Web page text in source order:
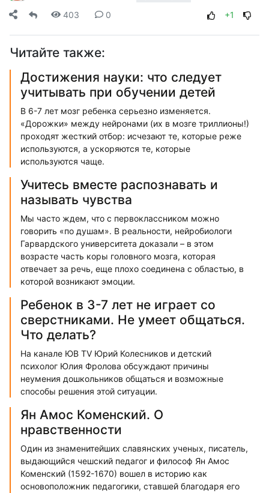
403 0 +1
Читайте также:
Достижения науки: что следует
учитывать при обучении детей
В 6-7 лет мозг ребенка серьезно изменяется.
«Дорожки» между нейронами (их в мозге триллионы!)
проходят жесткий отбор: исчезают те, которые реже
используются, а ускоряются те, которые
используются чаще.
Учитесь вместе распознавать и
называть чувства
Мы часто ждем, что с первоклассником можно
говорить «по душам». В реальности, нейробиологи
Гарвардского университета доказали – в этом
возрасте часть коры головного мозга, которая
отвечает за речь, еще плохо соединена с областью, в
которой возникают эмоции.
Ребенок в 3-7 лет не играет со
сверстниками. Не умеет общаться.
Что делать?
На канале ЮВ TV Юрий Колесников и детский
психолог Юлия Фролова обсуждают причины
неумения дошкольников общаться и возможные
способы решения этой ситуации.
Ян Амос Коменский. О
нравственности
Один из знаменитейших славянских ученых, писатель,
выдающийся чешский педагог и философ Ян Амос
Коменский (1592-1670) вошел в историю как
основоположник педагогики, ставшей благодаря его